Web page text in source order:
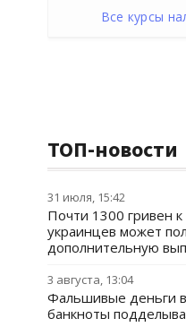
Все курсы
ТОП-новости
31 июля, 15:42
Почти 1300 гривен к
украинцев может
дополнительную
3 августа, 13:04
Фальшивые деньги в
банкноты